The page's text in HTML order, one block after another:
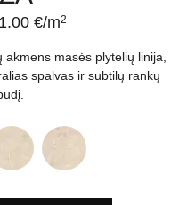
€/m2
masės plytelių linija,
spalvas ir subtilų rankų